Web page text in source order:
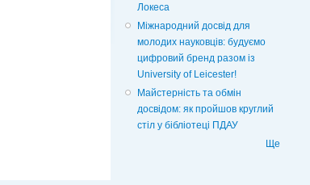
Локеса
Міжнародний досвід для
молодих науковців: будуємо
цифровий бренд разом із
University of Leicester!
Майстерність та обмін
досвідом: як пройшов круглий
стіл у бібліотеці ПДАУ
Ще